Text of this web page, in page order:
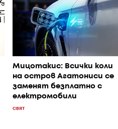
Мицотакис: Всички коли
на остров Агатониси се
заменят безплатно с
електромобили
СВЯТ